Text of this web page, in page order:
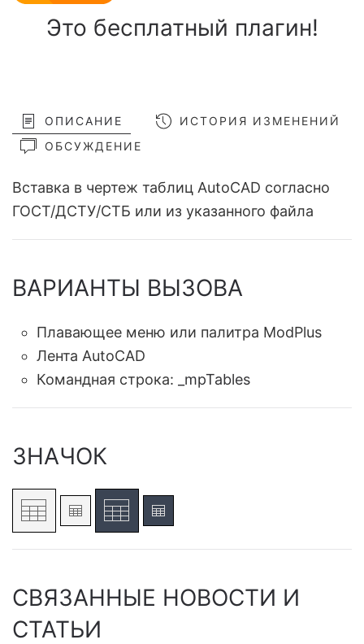
Это бесплатный плагин!
ОПИСАНИЕ
ИСТОРИЯ ИЗМЕНЕНИЙ
ОБСУЖДЕНИЕ
Вставка в чертеж таблиц AutoCAD согласно
ГОСТ/ДСТУ/СТБ или из указанного файла
ВАРИАНТЫ ВЫЗОВА
Плавающее меню или палитра ModPlus
Лента AutoCAD
Командная строка:
_mpTables
ЗНАЧОК
СВЯЗАННЫЕ НОВОСТИ И
СТАТЬИ